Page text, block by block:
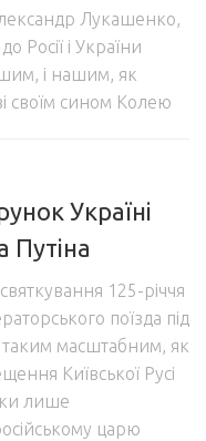
Лукашенко,
Росії і України
і нашим, як
своїм сином Колею
Україні
Путіна
125-річчя
поїзда під
масштабним, як
Київської Русі
лише
царю